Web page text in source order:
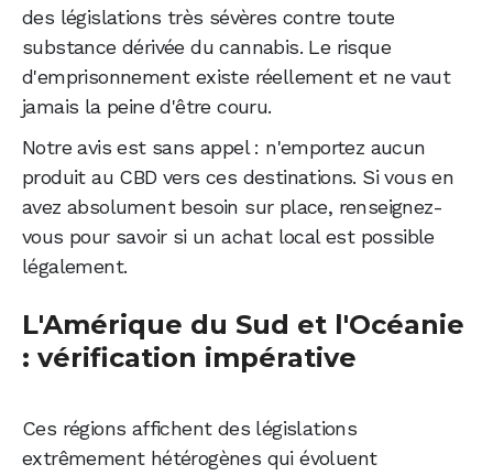
des législations très sévères contre toute
substance dérivée du cannabis. Le risque
d'emprisonnement existe réellement et ne vaut
jamais la peine d'être couru.
Notre avis est sans appel : n'emportez aucun
produit au CBD vers ces destinations. Si vous en
avez absolument besoin sur place, renseignez-
vous pour savoir si un achat local est possible
légalement.
L'Amérique du Sud et l'Océanie
: vérification impérative
Ces régions affichent des législations
extrêmement hétérogènes qui évoluent